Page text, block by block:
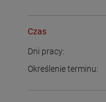
Czas
Dni pracy:
Określenie terminu: